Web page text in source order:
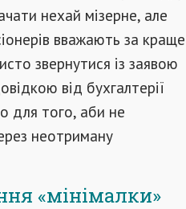
нехай мізерне, але
вважають за краще
звернутися із заявою
від бухгалтерії
для того, аби не
неотриману
«мінімалки»